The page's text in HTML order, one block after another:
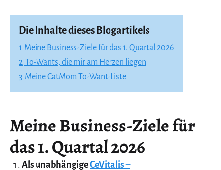
Die Inhalte dieses Blogartikels
1 Meine Business-Ziele für das 1. Quartal 2026
2 To-Wants, die mir am Herzen liegen
3 Meine CatMom To-Want-Liste
Meine Business-Ziele für
das 1. Quartal 2026
Als unabhängigeCeVitalis –